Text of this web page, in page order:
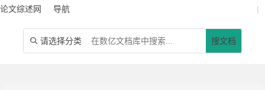
论文综述网 导航 |
 请选择分类 搜文档